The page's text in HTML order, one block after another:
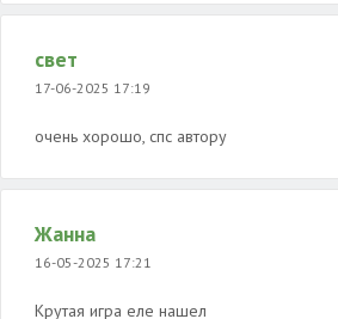
свет
17-06-2025 17:19
очень хорошо, спс автору
Жанна
16-05-2025 17:21
Крутая игра еле нашел